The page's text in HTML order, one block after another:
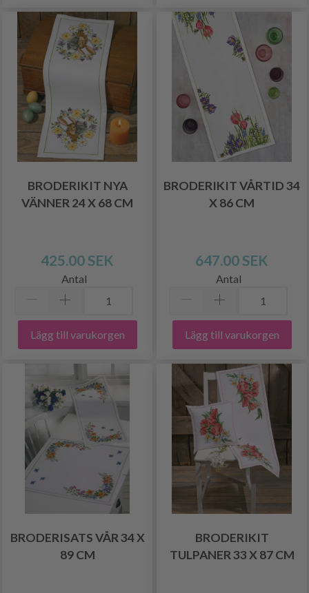
BRODERIKIT NYA
VÄNNER 24 X 68 CM
425.00 SEK
Antal
Lägg till varukorgen
BRODERIKIT VÅRTID 34
X 86 CM
647.00 SEK
Antal
Lägg till varukorgen
BRODERISATS VÅR 34 X
89 CM
BRODERIKIT
TULPANER 33 X 87 CM